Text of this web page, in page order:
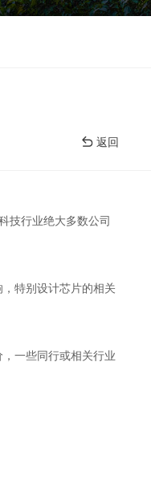
返回
技行业绝大多数公司
特别设计芯片的相关
一些同行或相关行业